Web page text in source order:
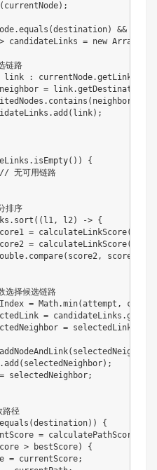
( currentNode) ;
.equals (destination) &&
> candidateLinks = new ArrayList
链路
link : currentNode.getLinks
neighbor = link.getDestination
. contains ( neighbor
.add ( link) ;
. isEmpty( ) )
{
// 无可用链路
排序
. sort ( ( l1, l2) -> {
= calculateLinkScore(
= calculateLinkScore(
. compare( score2, score1
择候选链路
= Math.min(attempt ,
= candidateLinks .get
= selectedLink
addNodeAndLink( selectedNeighbor
.add ( selectedNeighbor) ;
= selectedNeighbor;
径
equals (destination) )
{
= calculatePathScore
> bestScore)
{
= currentScore;